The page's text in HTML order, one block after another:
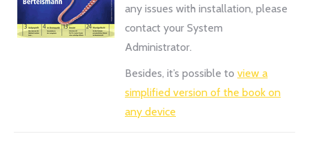
any issues with installation, please
contact your System
Administrator.
Besides, it’s possible to view a
simplified version of the book on
any device